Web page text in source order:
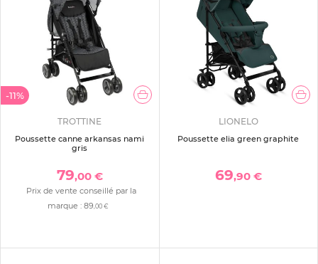
-11%
TROTTINE
Poussette canne arkansas nami
gris
79,00 €
Prix de vente conseillé par la
marque :89 ,00 €
LIONELO
Poussette elia green graphite
69,90 €